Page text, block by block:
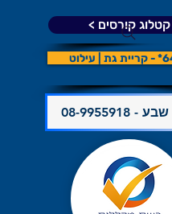
קטלוג קורסים >
| עילוט
- באר שבע